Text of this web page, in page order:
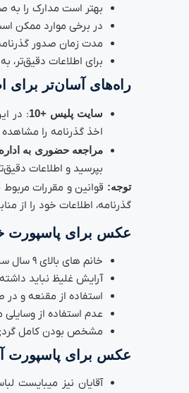
بهتر است مدارک را به
در برخی موارد ممکن
مدت زمان صدور
برای اطلاعات دقیق‌تر، به
راه‌های آسان‌تر برای
سایت پلیس +10
: در
اخذ گذرنامه را مشاهده
مراجعه حضوری به
بپرسید و اطلاعات
توجه: قوانین و مقررات
گذرنامه، اطلاعات خود را از
عکس برای پاسپورت
خانم های بالای ۹ سال سن باید حجاب کامل داشته باشند.
آرایش غلیظ نباید
استفاده از مقنعه و
عدم استفاده از
مشخص بودن کامل
عکس برای پاسپورت
آقایان نیز میبایست